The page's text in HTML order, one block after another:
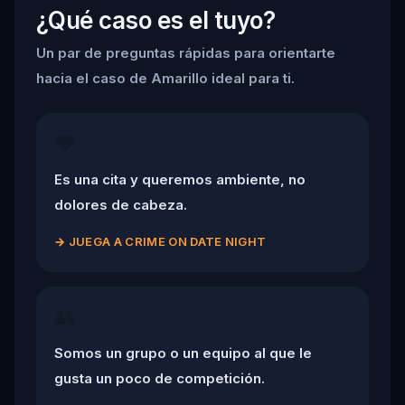
¿Qué caso es el tuyo?
Un par de preguntas rápidas para orientarte
hacia el caso de Amarillo ideal para ti.
Es una cita y queremos ambiente, no
dolores de cabeza.
→ JUEGA A CRIME ON DATE NIGHT
Somos un grupo o un equipo al que le
gusta un poco de competición.